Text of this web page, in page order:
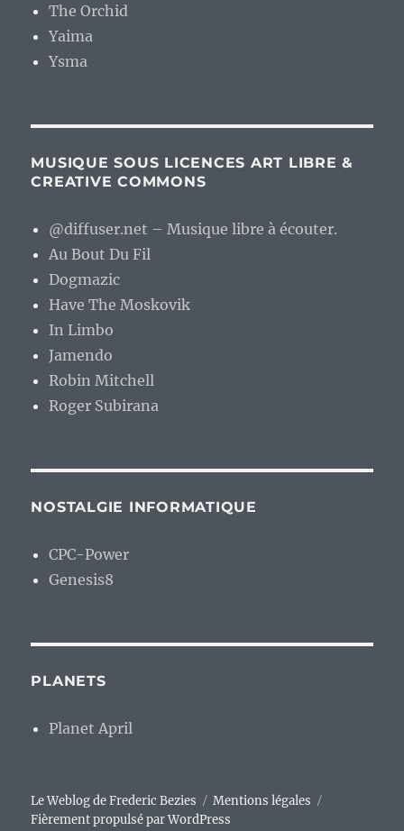
The Orchid
Yaima
Ysma
MUSIQUE SOUS LICENCES ART LIBRE &
CREATIVE COMMONS
@diffuser.net – Musique libre à écouter.
Au Bout Du Fil
Dogmazic
Have The Moskovik
In Limbo
Jamendo
Robin Mitchell
Roger Subirana
NOSTALGIE INFORMATIQUE
CPC-Power
Genesis8
PLANETS
Planet April
Le Weblog de Frederic Bezies
Mentions légales
Fièrement propulsé par WordPress